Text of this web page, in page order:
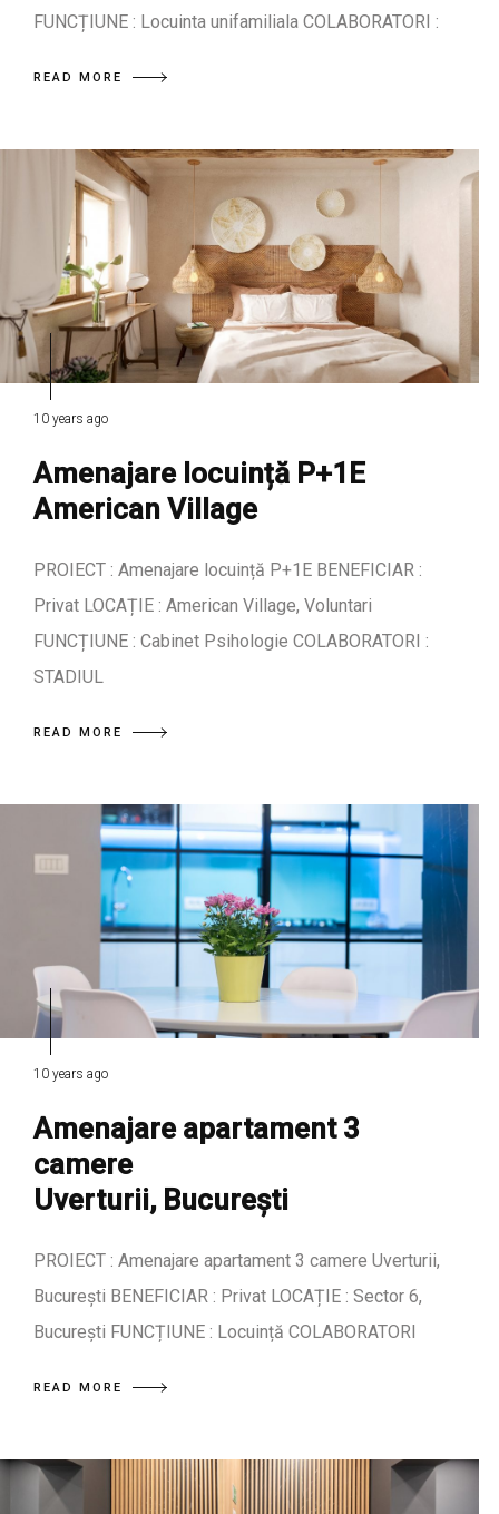
FUNCȚIUNE : Locuinta unifamiliala COLABORATORI :
READ MORE
10 years ago
Amenajare locuință P+1E
American Village
PROIECT : Amenajare locuință P+1E BENEFICIAR :
Privat LOCAȚIE : American Village, Voluntari
FUNCȚIUNE : Cabinet Psihologie COLABORATORI :
STADIUL
READ MORE
10 years ago
Amenajare apartament 3
camere
Uverturii, București
PROIECT : Amenajare apartament 3 camere Uverturii,
București BENEFICIAR : Privat LOCAȚIE : Sector 6,
București FUNCȚIUNE : Locuință COLABORATORI
READ MORE